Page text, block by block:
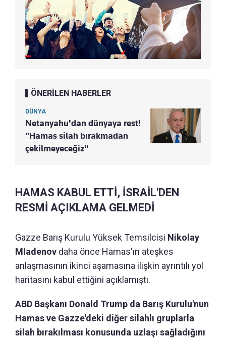
ÖNERİLEN HABERLER
DÜNYA
Netanyahu'dan dünyaya rest!
"Hamas silah bırakmadan
çekilmeyeceğiz"
HAMAS KABUL ETTİ, İSRAİL'DEN
RESMİ AÇIKLAMA GELMEDİ
Gazze Barış Kurulu Yüksek Temsilcisi Nikolay
Mladenov daha önce Hamas'ın ateşkes
anlaşmasının ikinci aşamasına ilişkin ayrıntılı yol
haritasını kabul ettiğini açıklamıştı.
ABD Başkanı Donald Trump da Barış Kurulu'nun
Hamas ve Gazze'deki diğer silahlı gruplarla
silah bırakılması konusunda uzlaşı sağladığını